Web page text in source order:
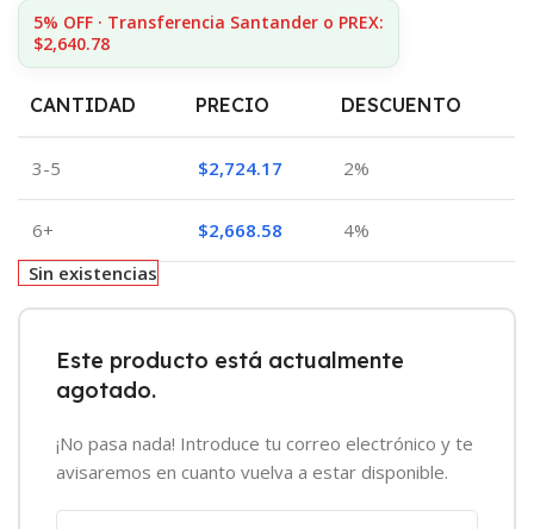
5% OFF · Transferencia Santander o PREX:
$2,640.78
CANTIDAD PRECIO DESCUENTO
3-5 $2,724.17 2%
6+ $2,668.58
4%
Sin existencias
Este producto está actualmente
agotado.
¡No pasa nada! Introduce tu correo electrónico y te
avisaremos en cuanto vuelva a estar disponible.